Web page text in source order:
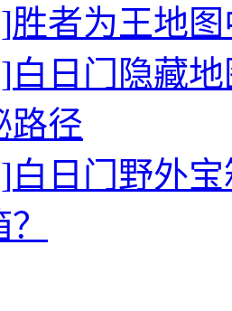
胜者为王地
白日门隐藏
路径
白日门野外